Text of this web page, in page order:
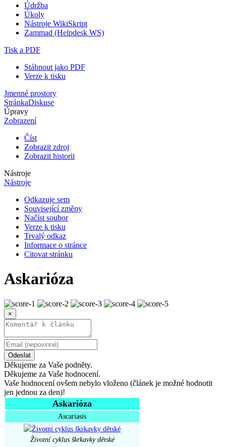
Údržba
Úkoly
Nástroje WikiSkript
Zammad (Helpdesk WS)
Tisk a PDF
Stáhnout jako PDF
Verze k tisku
Jmenné prostory
StránkaDiskuse
Úpravy
Zobrazení
Číst
Zobrazit zdroj
Zobrazit historii
Nástroje
Nástroje
Odkazuje sem
Související změny
Načíst soubor
Verze k tisku
Trvalý odkaz
Informace o stránce
Citovat stránku
Askarióza
×
Odeslat
Děkujeme za Vaše podněty.
Děkujeme za Vaše hodnocení.
Vaše hodnocení ovšem nebylo vloženo (článek je možné hodnotit
jen jednou za den)!
Askarióza
Ascariasis
Životní cyklus škrkavky dětské